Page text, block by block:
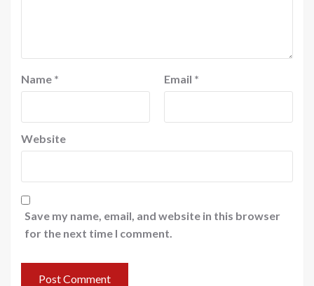
Name * Email *
Website
Save my name, email, and website in this browser
for the next time I comment.